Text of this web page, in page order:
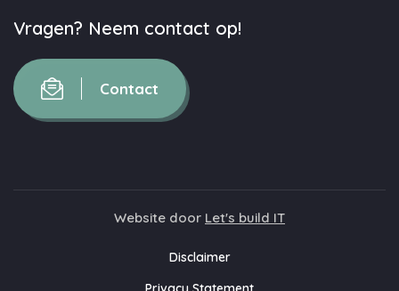
Vragen? Neem contact op!
Contact
Website door Let's build IT
Disclaimer